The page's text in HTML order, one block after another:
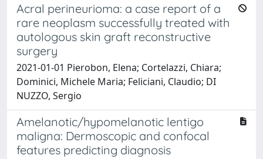
Acral perineurioma: a case report of a
rare neoplasm successfully treated with
autologous skin graft reconstructive
surgery
2021-01-01 Pierobon, Elena; Cortelazzi, Chiara;
Dominici, Michele Maria; Feliciani, Claudio; DI
NUZZO, Sergio
Amelanotic/hypomelanotic lentigo
maligna: Dermoscopic and confocal
features predicting diagnosis